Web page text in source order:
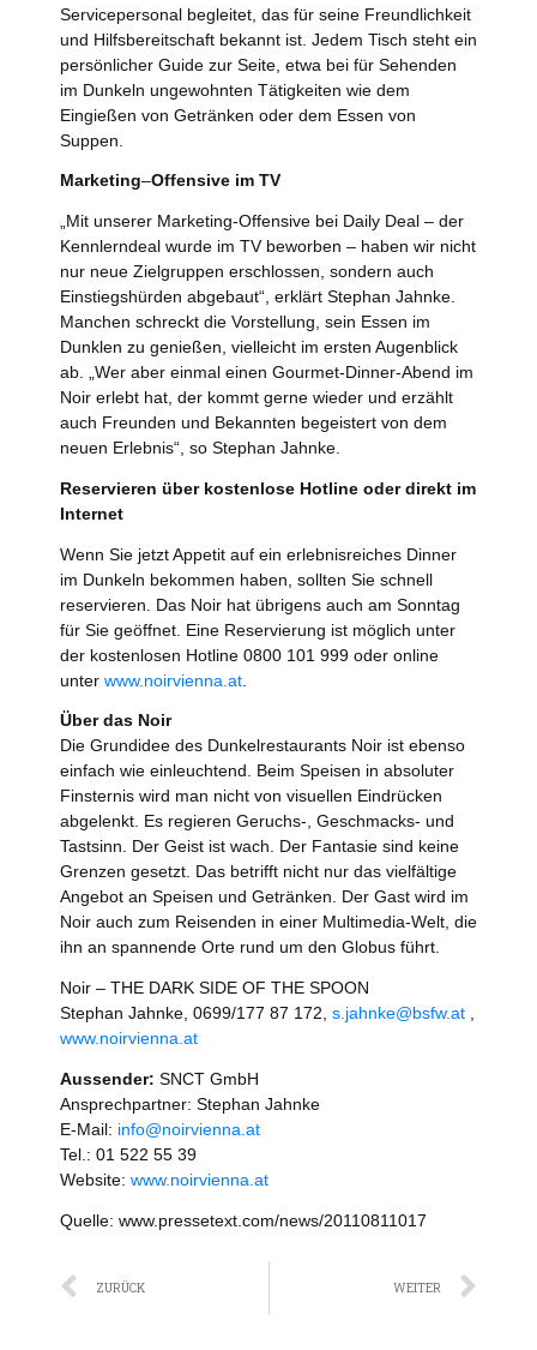
Servicepersonal begleitet, das für seine Freundlichkeit
und Hilfsbereitschaft bekannt ist. Jedem Tisch steht ein
persönlicher Guide zur Seite, etwa bei für Sehenden
im Dunkeln ungewohnten Tätigkeiten wie dem
Eingießen von Getränken oder dem Essen von
Suppen.
Marketing–Offensive im TV
„Mit unserer Marketing-Offensive bei Daily Deal – der
Kennlerndeal wurde im TV beworben – haben wir nicht
nur neue Zielgruppen erschlossen, sondern auch
Einstiegshürden abgebaut“, erklärt Stephan Jahnke.
Manchen schreckt die Vorstellung, sein Essen im
Dunklen zu genießen, vielleicht im ersten Augenblick
ab. „Wer aber einmal einen Gourmet-Dinner-Abend im
Noir erlebt hat, der kommt gerne wieder und erzählt
auch Freunden und Bekannten begeistert von dem
neuen Erlebnis“, so Stephan Jahnke.
Reservieren über kostenlose Hotline oder direkt im
Internet
Wenn Sie jetzt Appetit auf ein erlebnisreiches Dinner
im Dunkeln bekommen haben, sollten Sie schnell
reservieren. Das Noir hat übrigens auch am Sonntag
für Sie geöffnet. Eine Reservierung ist möglich unter
der kostenlosen Hotline 0800 101 999 oder online
unter www.noirvienna.at
Über das Noir
Die Grundidee des Dunkelrestaurants Noir ist ebenso
einfach wie einleuchtend. Beim Speisen in absoluter
Finsternis wird man nicht von visuellen Eindrücken
abgelenkt. Es regieren Geruchs-, Geschmacks- und
Tastsinn. Der Geist ist wach. Der Fantasie sind keine
Grenzen gesetzt. Das betrifft nicht nur das vielfältige
Angebot an Speisen und Getränken. Der Gast wird im
Noir auch zum Reisenden in einer Multimedia-Welt, die
ihn an spannende Orte rund um den Globus führt.
Noir – THE DARK SIDE OF THE SPOON
Stephan Jahnke, 0699/177 87 172, s.jahnke@bsfw.at ,
www.noirvienna.at
Aussender: SNCT GmbH
Ansprechpartner: Stephan Jahnke
E-Mail: info@noirvienna.at
Tel.: 01 522 55 39
Website: www.noirvienna.at
Quelle: www.pressetext.com/news/20110811017
Zurück
ZURÜCK WEITER